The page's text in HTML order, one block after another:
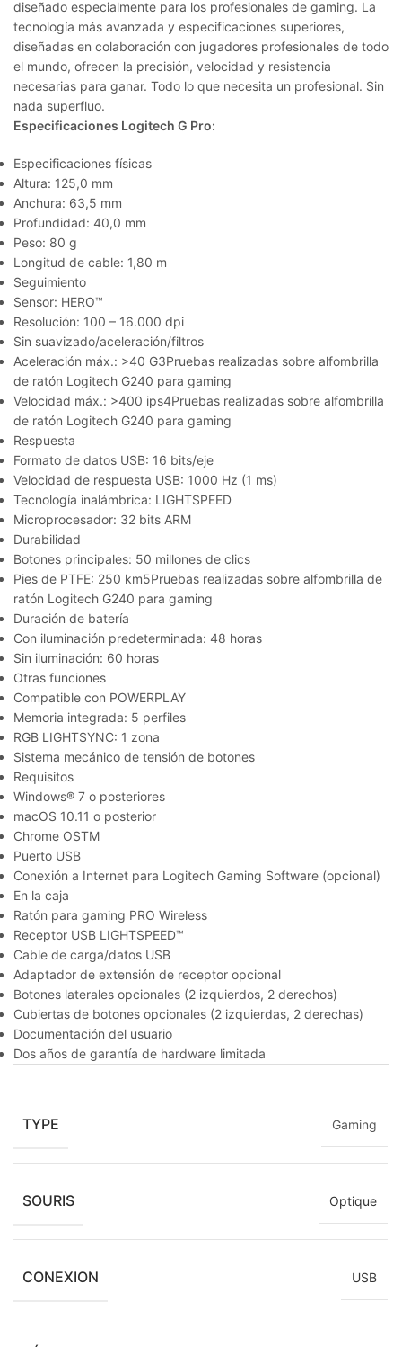
diseñado especialmente para los profesionales de gaming. La
tecnología más avanzada y especificaciones superiores,
diseñadas en colaboración con jugadores profesionales de todo
el mundo, ofrecen la precisión, velocidad y resistencia
necesarias para ganar. Todo lo que necesita un profesional. Sin
nada superfluo.
Especificaciones Logitech G Pro:
Especificaciones físicas
Altura: 125,0 mm
Anchura: 63,5 mm
Profundidad: 40,0 mm
Peso: 80 g
Longitud de cable: 1,80 m
Seguimiento
Sensor: HERO™
Resolución: 100 – 16.000 dpi
Sin suavizado/aceleración/filtros
Aceleración máx.: >40 G3Pruebas realizadas sobre alfombrilla
de ratón Logitech G240 para gaming
Velocidad máx.: >400 ips4Pruebas realizadas sobre alfombrilla
de ratón Logitech G240 para gaming
Respuesta
Formato de datos USB: 16 bits/eje
Velocidad de respuesta USB: 1000 Hz (1 ms)
Tecnología inalámbrica: LIGHTSPEED
Microprocesador: 32 bits ARM
Durabilidad
Botones principales: 50 millones de clics
Pies de PTFE: 250 km5Pruebas realizadas sobre alfombrilla de
ratón Logitech G240 para gaming
Duración de batería
Con iluminación predeterminada: 48 horas
Sin iluminación: 60 horas
Otras funciones
Compatible con POWERPLAY
Memoria integrada: 5 perfiles
RGB LIGHTSYNC: 1 zona
Sistema mecánico de tensión de botones
Requisitos
Windows® 7 o posteriores
macOS 10.11 o posterior
Chrome OSTM
Puerto USB
Conexión a Internet para Logitech Gaming Software (opcional)
En la caja
Ratón para gaming PRO Wireless
Receptor USB LIGHTSPEED™
Cable de carga/datos USB
Adaptador de extensión de receptor opcional
Botones laterales opcionales (2 izquierdos, 2 derechos)
Cubiertas de botones opcionales (2 izquierdas, 2 derechas)
Documentación del usuario
Dos años de garantía de hardware limitada
TYPE Gaming
SOURIS Optique
CONEXION USB